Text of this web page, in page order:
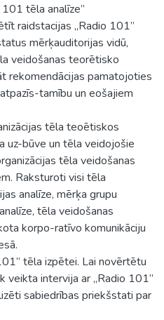
tēla analīze”
raidstacijas „Radio 101”
mērķauditorijas vidū,
veidošanas teorētisko
rekomendācijas pamatojoties
tamību un eošajiem
tēla teoētiskos
uz-būve un tēla veidojošie
tēla veidošanas
Raksturoti visi tēla
analīze, mērķa grupu
tēla veidošanas
korpo-ratīvo komunikāciju
tēla izpētei. Lai novērtētu
veikta intervija ar „Radio 101”
sabiedrības priekšstati par